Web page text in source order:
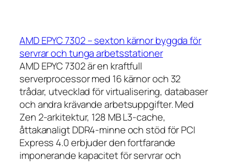
AMD EPYC 7302 – sexton kärnor byggda för
servrar och tunga arbetsstationer
AMD EPYC 7302 är en kraftfull
serverprocessor med 16 kärnor och 32
trådar, utvecklad för virtualisering, databaser
och andra krävande arbetsuppgifter. Med
Zen 2-arkitektur, 128 MB L3-cache,
åttakanaligt DDR4-minne och stöd för PCI
Express 4.0 erbjuder den fortfarande
imponerande kapacitet för servrar och